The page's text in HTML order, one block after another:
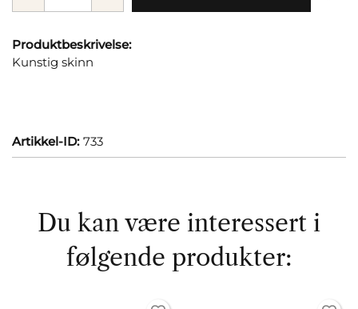
Produktbeskrivelse:
Kunstig skinn
Artikkel-ID: 733
Du kan være interessert i
følgende produkter: